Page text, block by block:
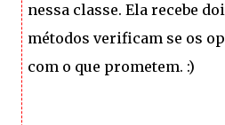
nessa classe. Ela recebe
métodos verificam se os
com o que prometem. :)